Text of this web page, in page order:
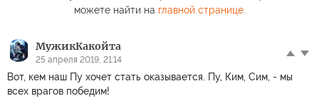
можете найти на главной странице.
МужикКакойта
25 апреля 2019, 21:14
Вот, кем наш Пу хочет стать оказывается. Пу, Ким, Сим, - мы
всех врагов победим!